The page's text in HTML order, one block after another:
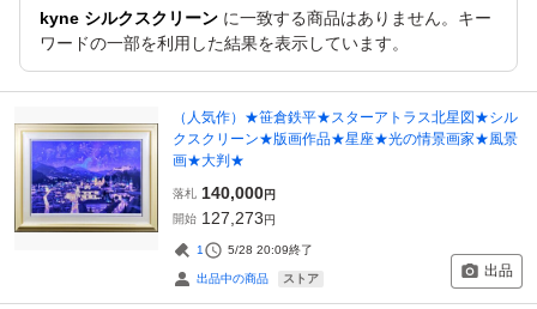
kyne シルクスクリーン に一致する商品はありません。キー
ワードの一部を利用した結果を表示しています。
（人気作）★笹倉鉄平★スターアトラス北星図★シル
クスクリーン★版画作品★星座★光の情景画家★風景
画★大判★
落札 140,000円
開始 127,273円
1 5/28 20:09終了
出品中の商品 ストア 出品